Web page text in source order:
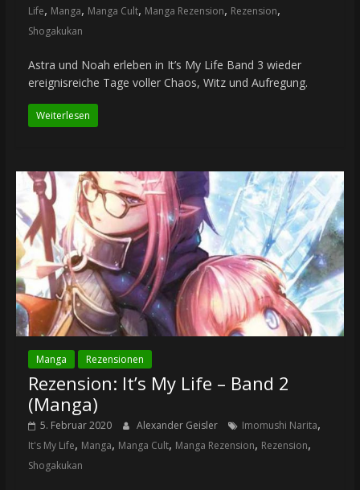
Life, Manga, Manga Cult, Manga Rezension, Rezension,
Shogakukan
Astra und Noah erleben in It’s My Life Band 3 wieder
ereignisreiche Tage voller Chaos, Witz und Aufregung.
Weiterlesen
Manga Rezensionen
Rezension: It’s My Life – Band 2
(Manga)
5. Februar 2020 Alexander Geisler Imomushi Narita,
It's My Life, Manga, Manga Cult, Manga Rezension, Rezension,
Shogakukan